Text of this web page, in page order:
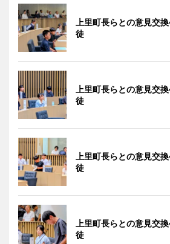
上里町長らとの意見交
徒
上里町長らとの意見交
徒
上里町長らとの意見交
徒
上里町長らとの意見交
徒